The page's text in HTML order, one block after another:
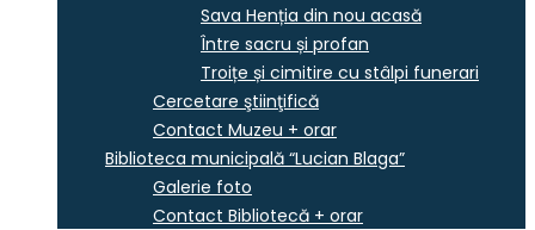
Sava Henția din nou acasă
Între sacru și profan
Troițe și cimitire cu stâlpi funerari
Cercetare ştiinţifică
Contact Muzeu + orar
Biblioteca municipală “Lucian Blaga”
Galerie foto
Contact Bibliotecă + orar